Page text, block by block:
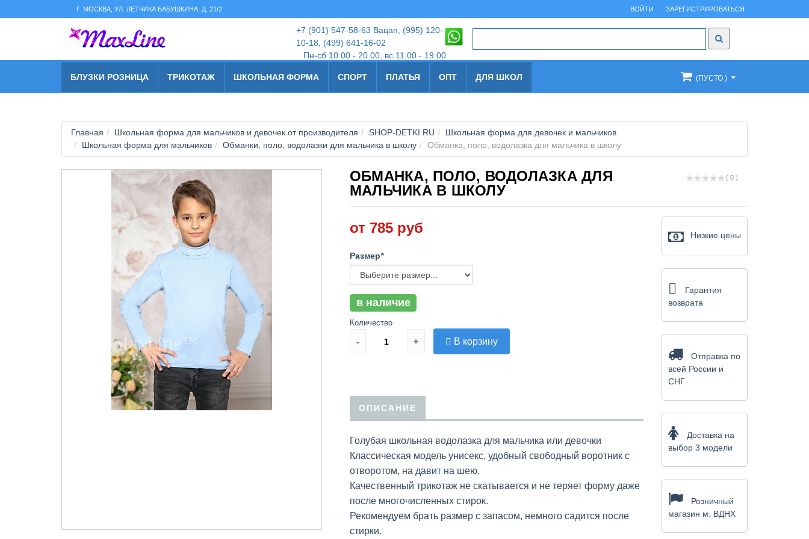
Г. МОСКВА, УЛ. ЛЕТЧИКА БАБУШКИНА, Д. 21/2 ВОЙТИ ЗАРЕГИСТРИРОВАТЬСЯ
+7 (901) 547-58-63 Вацап, (995) 120-
10-18
(499) 641-16-02
Пн-сб 10.00 - 20.00, вс 11.00 - 19.00
БЛУЗКИ РОЗНИЦА ТРИКОТАЖ ШКОЛЬНАЯ ФОРМА СПОРТ ПЛАТЬЯ ОПТ ДЛЯ ШКОЛ (ПУСТО )
Главная Школьная форма для мальчиков и девочек от производителя SHOP-DETKI.RU
Школьная форма для девочек и мальчиков
Школьная форма для мальчиков
Обманки, поло, водолазки для мальчика в школу Обманка, поло, водолазка для мальчика в школу
( 0 )
ОБМАНКА, ПОЛО, ВОДОЛАЗКА ДЛЯ
МАЛЬЧИКА В ШКОЛУ
от 785 руб
Размер*
в наличие
Количество
- + В корзину
ОПИСАНИЕ
Голубая школьная водолазка для мальчика или девочки
Классическая модель унисекс, удобный свободный воротник с
отворотом, на давит на шею.
Качественный трикотаж не скатывается и не теряет форму даже
после многочисленных стирок.
Рекомендуем брать размер с запасом, немного садится после
стирки.
Низкие цены
Гарантия
возврата
Отправка по
всей России и
СНГ
Доставка на
выбор 3 модели
Розничный
магазин м. ВДНХ